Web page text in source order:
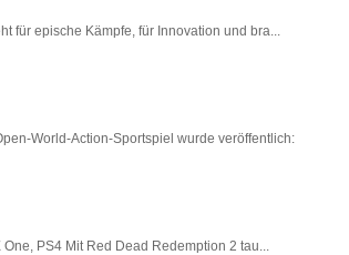
für epische Kämpfe, für Innovation und bra...
World-Action-Sportspiel wurde veröffentlich:
PS4 Mit Red Dead Redemption 2 tau...